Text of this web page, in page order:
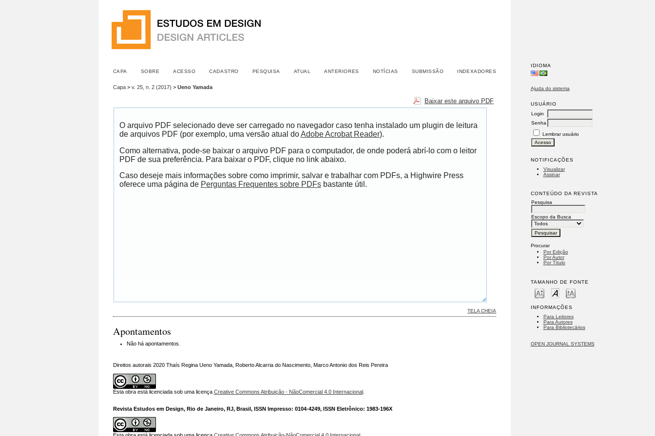
IDIOMA
Ajuda do sistema
USUÁRIO
Login
Senha
Lembrar usuário
NOTIFICAÇÕES
Visualizar
Assinar
CONTEÚDO DA REVISTA
Pesquisa
Escopo da Busca
Procurar
Por Edição
Por Autor
Por Título
TAMANHO DE FONTE
INFORMAÇÕES
Para Leitores
Para Autores
Para Bibliotecários
OPEN JOURNAL SYSTEMS
CAPA SOBRE ACESSO CADASTRO PESQUISA ATUAL ANTERIORES NOTÍCIAS SUBMISSÃO INDEXADORES
Capa> v. 25, n. 2 (2017) > Ueno Yamada
Baixar este arquivo PDF
O arquivo PDF selecionado deve ser carregado no navegador caso tenha instalado um plugin de leitura
de arquivos PDF (por exemplo, uma versão atual doAdobe Acrobat Reader).
Como alternativa, pode-se baixar o arquivo PDF para o computador, de onde poderá abrí-lo com o leitor
PDF de sua preferência. Para baixar o PDF, clique no link abaixo.
Caso deseje mais informações sobre como imprimir, salvar e trabalhar com PDFs, a Highwire Press
oferece uma página de Perguntas Frequentes sobre PDFsbastante útil.
TELA CHEIA
Apontamentos
Não há apontamentos.
Direitos autorais 2020 Thaís Regina Ueno Yamada, Roberto Alcarria do Nascimento, Marco Antonio dos Reis Pereira
Esta obra está licenciada sob uma licença Creative Commons Atribuição - NãoComercial 4.0 Internacional.
Revista Estudos em Design, Rio de Janeiro, RJ, Brasil, ISSN Impresso: 0104-4249, ISSN Eletrônico: 1983-196X